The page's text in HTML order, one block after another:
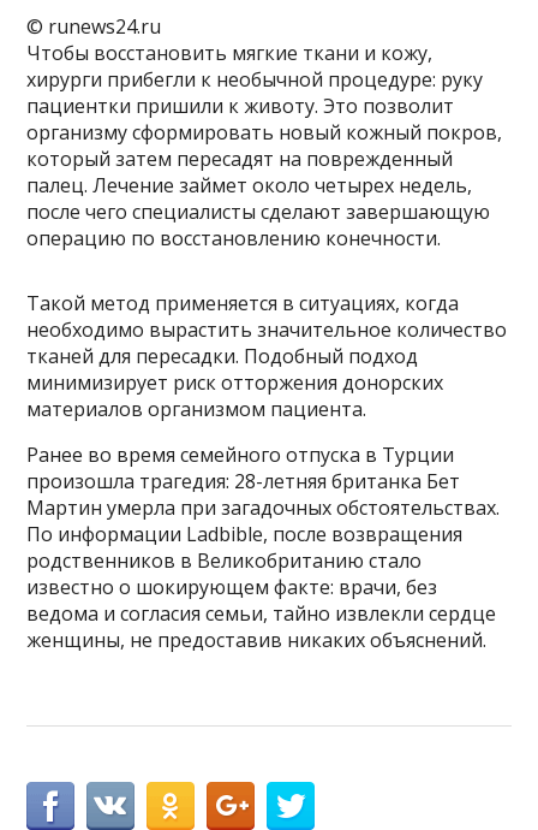
© runews24.ru
Чтобы восстановить мягкие ткани и кожу,
хирурги прибегли к необычной процедуре: руку
пациентки пришили к животу. Это позволит
организму сформировать новый кожный покров,
который затем пересадят на поврежденный
палец. Лечение займет около четырех недель,
после чего специалисты сделают завершающую
операцию по восстановлению конечности.
Такой метод применяется в ситуациях, когда
необходимо вырастить значительное количество
тканей для пересадки. Подобный подход
минимизирует риск отторжения донорских
материалов организмом пациента.
Ранее во время семейного отпуска в Турции
произошла трагедия: 28-летняя британка Бет
Мартин умерла при загадочных обстоятельствах.
По информации Ladbible, после возвращения
родственников в Великобританию стало
известно о шокирующем факте: врачи, без
ведома и согласия семьи, тайно извлекли сердце
женщины, не предоставив никаких объяснений.